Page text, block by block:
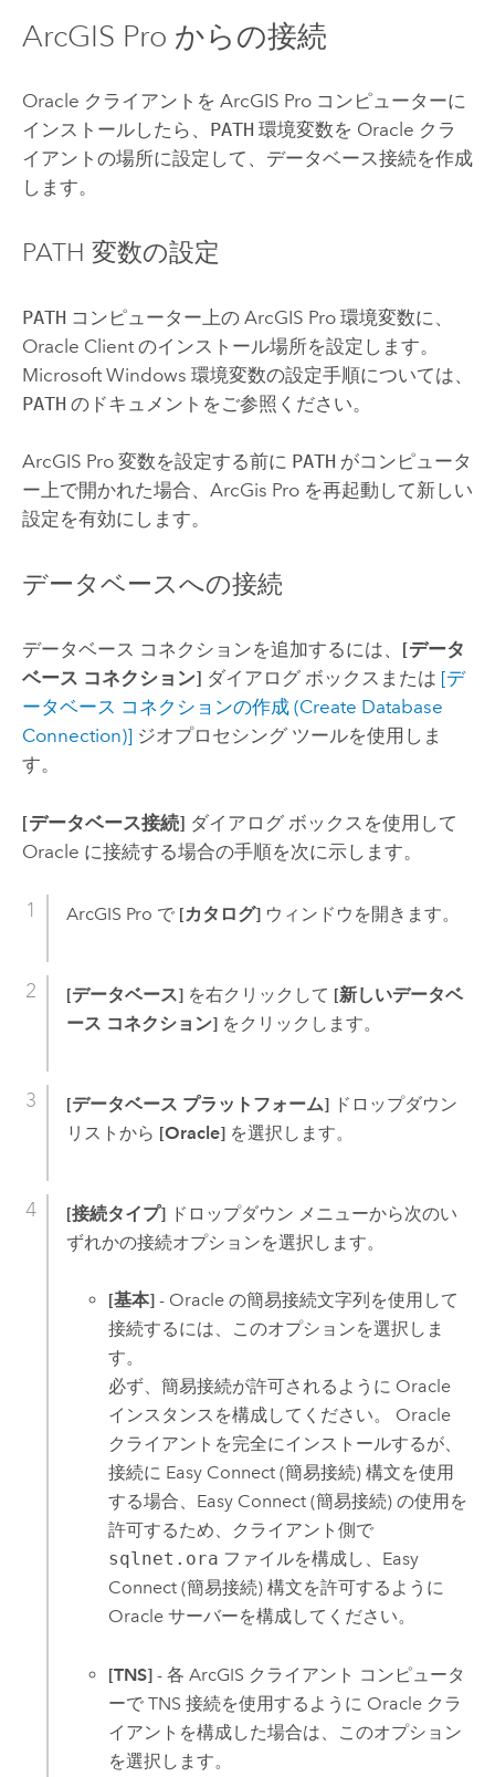
ArcGIS Pro からの接続
Oracle クライアントを ArcGIS Proコンピューターに
インストールしたら、 PATH 環境変数を Oracle クラ
イアントの場所に設定して、データベース接続を作成
します。
PATH 変数の設定
PATH コンピューター上の ArcGIS Pro環境変数に、
Oracle Client のインストール場所を設定します。
Microsoft Windows 環境変数の設定手順については、
PATH のドキュメントをご参照ください。
ArcGIS Pro変数を設定する前に PATH がコンピュータ
ー上で開かれた場合、ArcGis Pro を再起動して新しい
設定を有効にします。
データベースへの接続
データベース コネクションを追加するには、 [データ
ベース コネクション] ダイアログ ボックスまたは [デ
ータベース コネクションの作成 (Create Database
Connection)]ジオプロセシング ツールを使用しま
す。
[データベース接続] ダイアログ ボックスを使用して
Oracle に接続する場合の手順を次に示します。
ArcGIS Pro で [カタログ]ウィンドウを開きます。
[データベース]を右クリックして [新しいデータベ
ース コネクション]をクリックします。
[データベース プラットフォーム]ドロップダウン
リストから [Oracle]を選択します。
[接続タイプ]ドロップダウン メニューから次のい
ずれかの接続オプションを選択します。
[基本] - Oracle の簡易接続文字列を使用して
接続するには、このオプションを選択しま
す。
必ず、簡易接続が許可されるように Oracle
インスタンスを構成してください。 Oracle
クライアントを完全にインストールするが、
接続に Easy Connect (簡易接続) 構文を使用
する場合、Easy Connect (簡易接続) の使用を
許可するため、クライアント側で
sqlnet.ora ファイルを構成し、Easy
Connect (簡易接続) 構文を許可するように
Oracle サーバーを構成してください。
[TNS] - 各 ArcGIS クライアント コンピュータ
ーで TNS 接続を使用するように Oracle クラ
イアントを構成した場合は、このオプション
を選択します。